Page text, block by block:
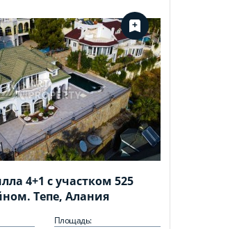
4+1 с участком 525
Тепе, Алания
Площадь: